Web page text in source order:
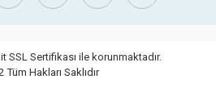
SSL Sertifikası ile korunmaktadır.
Tüm Hakları Saklıdır